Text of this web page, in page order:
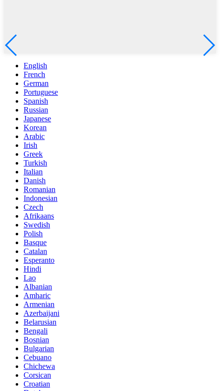
English
French
German
Portuguese
Spanish
Russian
Japanese
Korean
Arabic
Irish
Greek
Turkish
Italian
Danish
Romanian
Indonesian
Czech
Afrikaans
Swedish
Polish
Basque
Catalan
Esperanto
Hindi
Lao
Albanian
Amharic
Armenian
Azerbaijani
Belarusian
Bengali
Bosnian
Bulgarian
Cebuano
Chichewa
Corsican
Croatian